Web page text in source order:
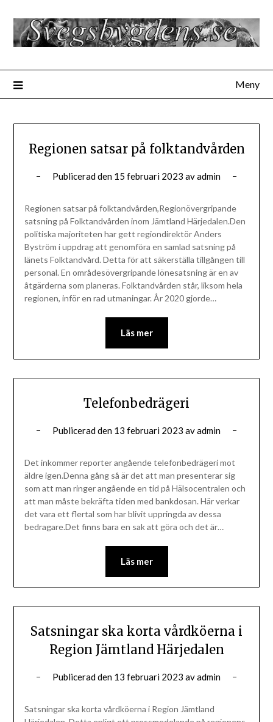
innehåll
Meny
Regionen satsar på folktandvården
Publicerad den 15 februari 2023 avadmin
Regionen satsar på folktandvården,Regionövergripande
satsning på Folktandvården inom Jämtland Härjedalen.Den
politiska majoriteten har gett regiondirektör Anders
Byström i uppdrag att genomföra en samlad satsning på
länets Folktandvård. Detta för att säkerställa tillgången till
personal. En områdesövergripande lönesatsning är en av
åtgärderna som planeras. Folktandvården står, liksom hela
regionen, inför en rad utmaningar. År 2020 gjorde…
Läs mer
Telefonbedrägeri
Publicerad den 13 februari 2023 avadmin
Det inkommer reporter angående telefonbedrägeri mot
äldre igen.Denna gång så är det att man presenterar sig
som att man ringer angående en tid på Hälsocentralen och
att man måste bekräfta tiden med bankdosan. Här verkar
det vara ett flertal som har blivit uppringda av dessa
bedragare.Det finns bara en sak att göra och det är…
Läs mer
Satsningar ska korta vårdköerna i
Region Jämtland Härjedalen
Publicerad den 13 februari 2023 avadmin
Satsningar ska korta vårdköerna i Region Jämtland